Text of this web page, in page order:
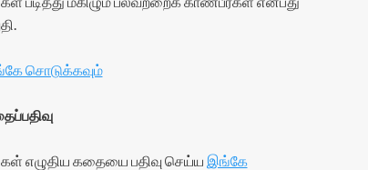
சொடுக்கவும்
எழுதிய கதையை பதிவு செய்ய இங்கே